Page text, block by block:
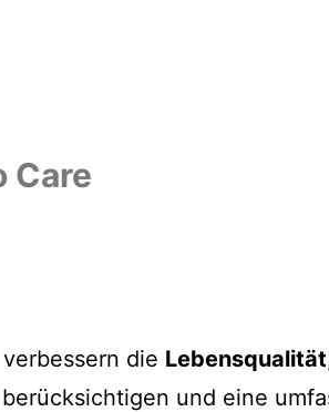
Care
die Lebensqualität
berücksichtigen und eine